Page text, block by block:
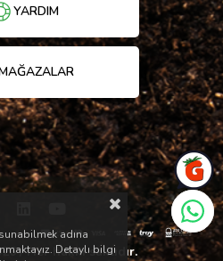
YARDIM
/ Her hakkı saklıdır.
adına
Detaylı bilgi